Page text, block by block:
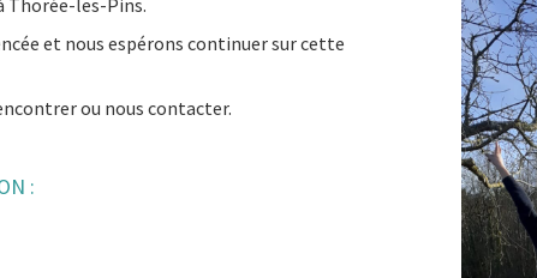
Thorée-les-Pins.
et nous espérons continuer sur cette
ou nous contacter.
: